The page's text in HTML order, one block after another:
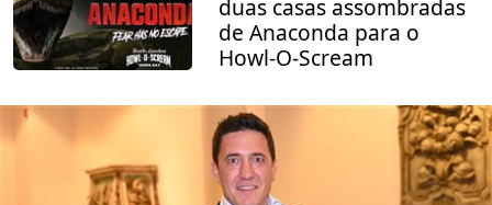
duas casas assombradas
de Anaconda para o
Howl-O-Scream